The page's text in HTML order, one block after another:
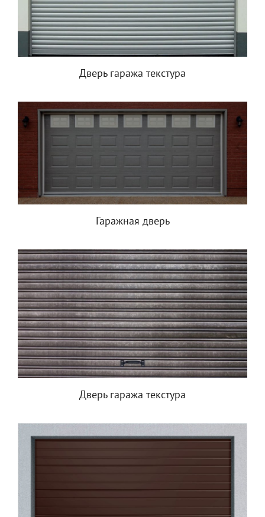
Дверь гаража текстура
Гаражная дверь
Дверь гаража текстура